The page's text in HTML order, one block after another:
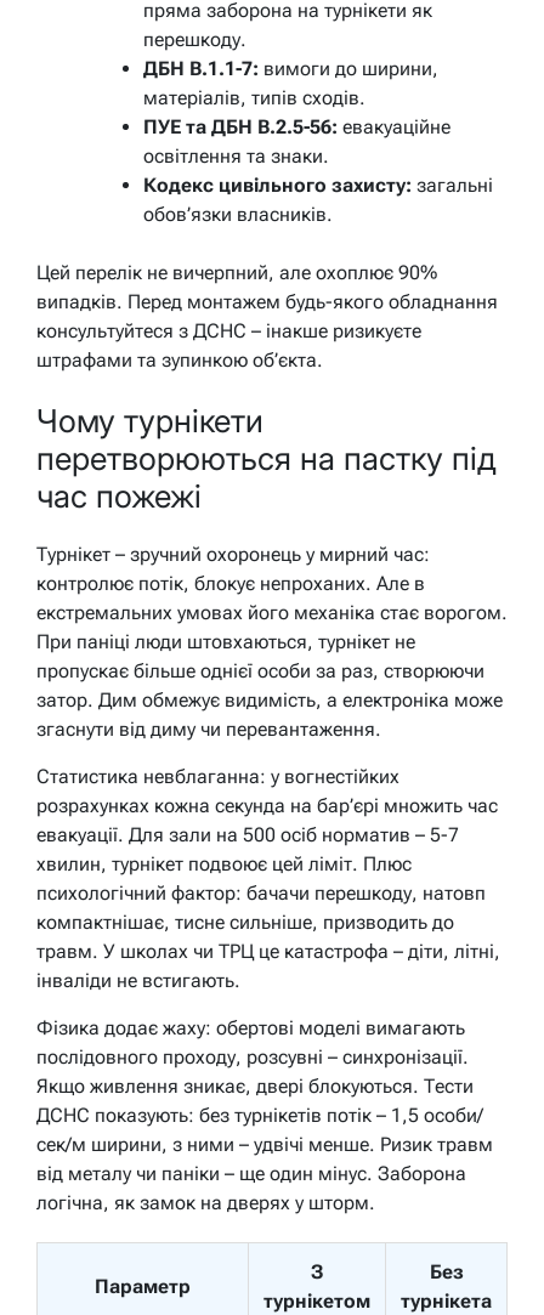
пряма заборона на турнікети як
перешкоду.
ДБН В.1.1-7: вимоги до ширини,
матеріалів, типів сходів.
ПУЕ та ДБН В.2.5-56: евакуаційне
освітлення та знаки.
Кодекс цивільного захисту: загальні
обов’язки власників.
Цей перелік не вичерпний, але охоплює 90%
випадків. Перед монтажем будь-якого обладнання
консультуйтеся з ДСНС – інакше ризикуєте
штрафами та зупинкою об’єкта.
Чому турнікети
перетворюються на пастку під
час пожежі
Турнікет – зручний охоронець у мирний час:
контролює потік, блокує непроханих. Але в
екстремальних умовах його механіка стає ворогом.
При паніці люди штовхаються, турнікет не
пропускає більше однієї особи за раз, створюючи
затор. Дим обмежує видимість, а електроніка може
згаснути від диму чи перевантаження.
Статистика невблаганна: у вогнестійких
розрахунках кожна секунда на бар’єрі множить час
евакуації. Для зали на 500 осіб норматив – 5-7
хвилин, турнікет подвоює цей ліміт. Плюс
психологічний фактор: бачачи перешкоду, натовп
компактнішає, тисне сильніше, призводить до
травм. У школах чи ТРЦ це катастрофа – діти, літні,
інваліди не встигають.
Фізика додає жаху: обертові моделі вимагають
послідовного проходу, розсувні – синхронізації.
Якщо живлення зникає, двері блокуються. Тести
ДСНС показують: без турнікетів потік – 1,5 особи/
сек/м ширини, з ними – удвічі менше. Ризик травм
від металу чи паніки – ще один мінус. Заборона
логічна, як замок на дверях у шторм.
Параметр
З
турнікетом
Без
турнікета